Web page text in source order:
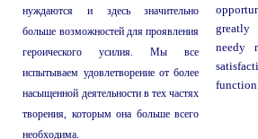
нуждаются и здесь значительно
больше возможностей для проявления
героического усилия. Мы все
испытываем удовлетворение от более
насыщенной деятельности в тех частях
творения, которым она больше всего
необходима.
needy